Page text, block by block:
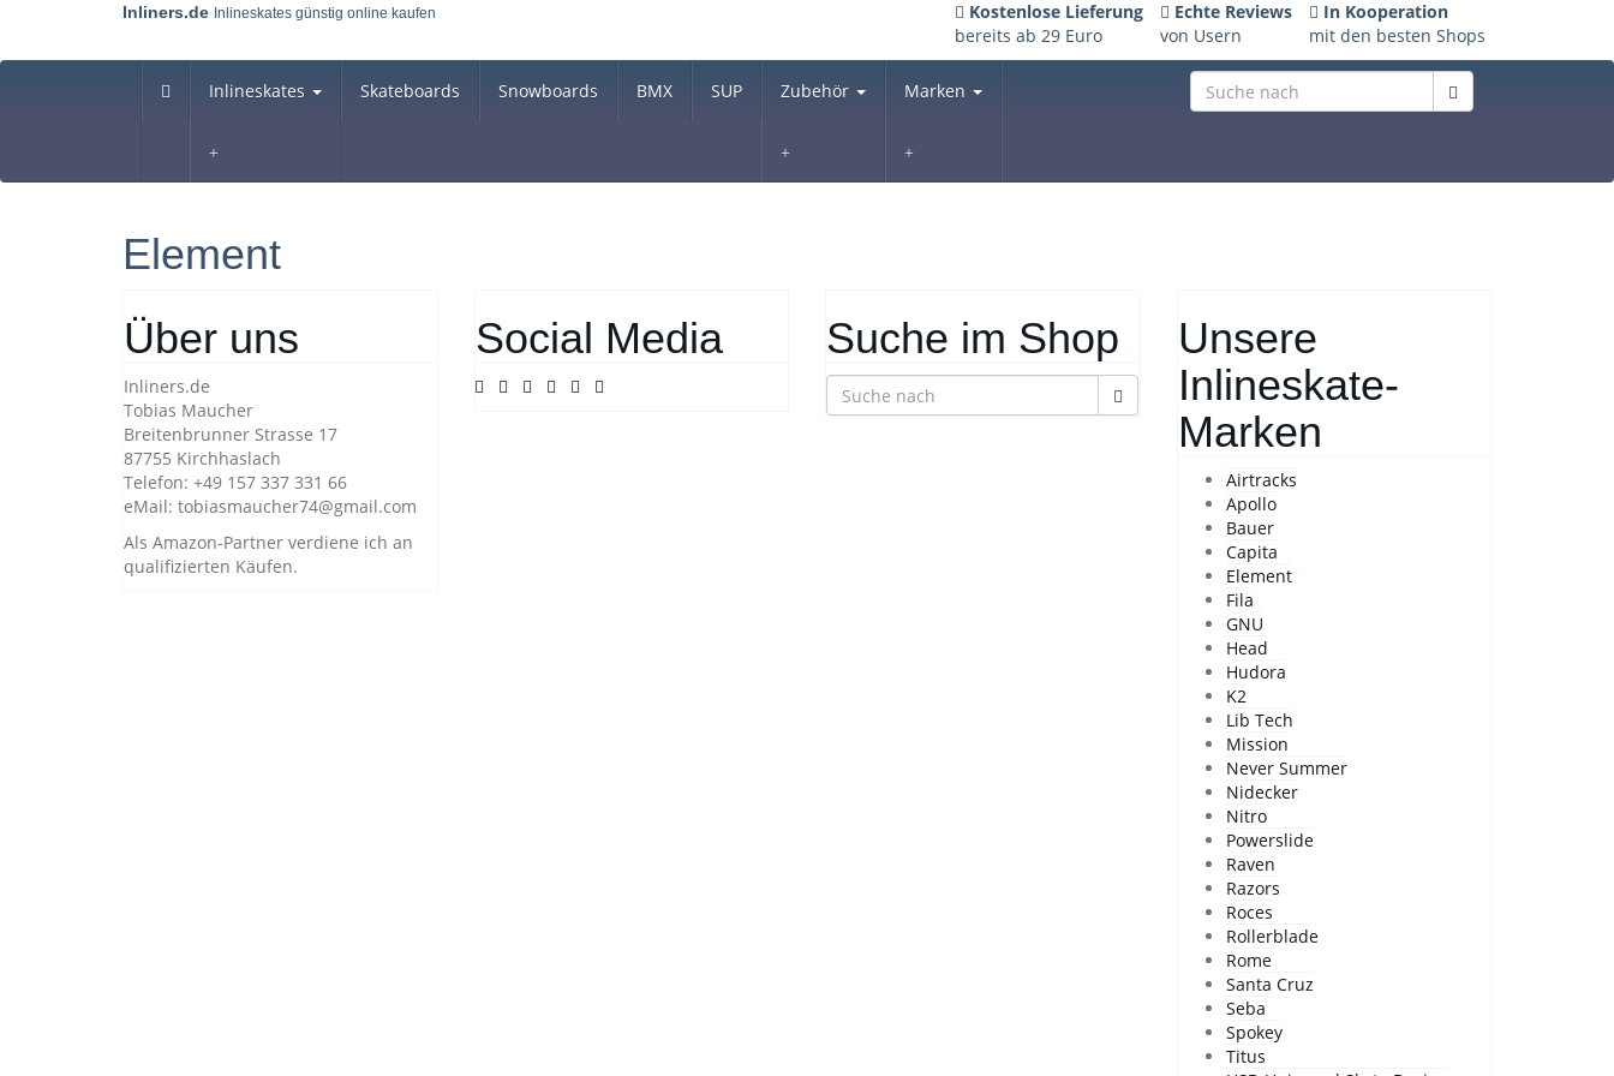
main
Inliners.de Inlineskates günstig online kaufen
Kostenlose Lieferung
bereits ab 29 Euro
Echte Reviews
von Usern
In Kooperation
mit den besten Shops
Inlineskates Skateboards Snowboards BMX SUP Zubehör Marken
Element
Über uns
Inliners.de
Tobias Maucher
Breitenbrunner Strasse 17
87755 Kirchhaslach
Telefon: +49 157 337 331 66
eMail: tobiasmaucher74@gmail.com
Als Amazon-Partner verdiene ich an
qualifizierten Käufen.
Social Media Suche im Shop
Unsere
Inlineskate-
Marken
Airtracks
Apollo
Bauer
Capita
Element
Fila
GNU
Head
Hudora
K2
Lib Tech
Mission
Never Summer
Nidecker
Nitro
Powerslide
Raven
Razors
Roces
Rollerblade
Rome
Santa Cruz
Seba
Spokey
Titus